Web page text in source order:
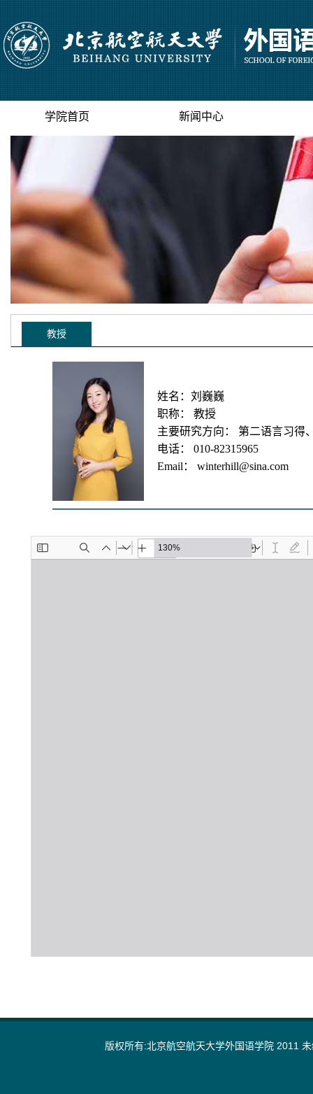
学院首页 新闻中心
教授
姓名：刘巍巍
职称： 教授
主要研究方向： 第二语言习得
电话： 010-82315965
Email： winterhill@sina.com
版权所有:北京航空航天大学外国语学院 2011